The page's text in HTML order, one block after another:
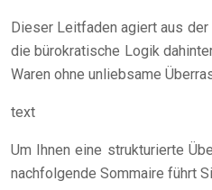
Dieser Leitfaden agiert aus
die bürokratische Logik
Waren ohne unliebsame
text
Um Ihnen eine strukturierte
nachfolgende Sommaire führt